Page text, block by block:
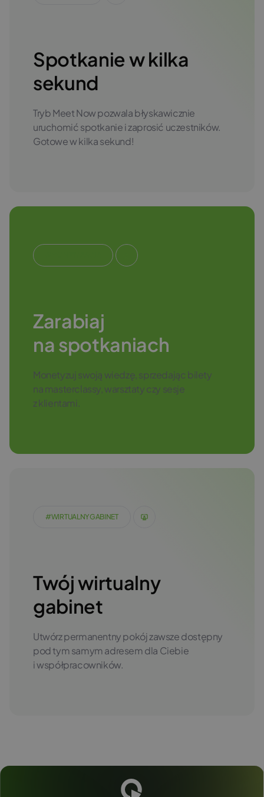
Spotkanie w kilka
sekund
Tryb Meet Now pozwala błyskawicznie
uruchomić spotkanie i zaprosić uczestników.
Gotowe w kilka sekund!
Zarabiaj
na spotkaniach
Monetyzuj swoją wiedzę, sprzedając bilety
na masterclassy, warsztaty czy sesje
z klientami.
#WIRTUALNYGABINET
Twój wirtualny
gabinet
Utwórz permanentny pokój zawsze dostępny
pod tym samym adresem dla Ciebie
i współpracowników.